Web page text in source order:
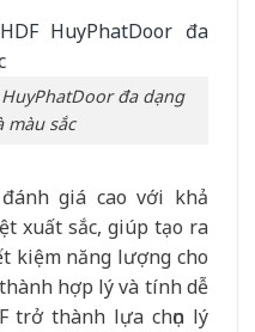
đa dạng
màu sắc
giá cao với khả
xuất sắc, giúp tạo ra
kiệm năng lượng cho
hợp lý và tính dễ
trở thành lựa chọn lý